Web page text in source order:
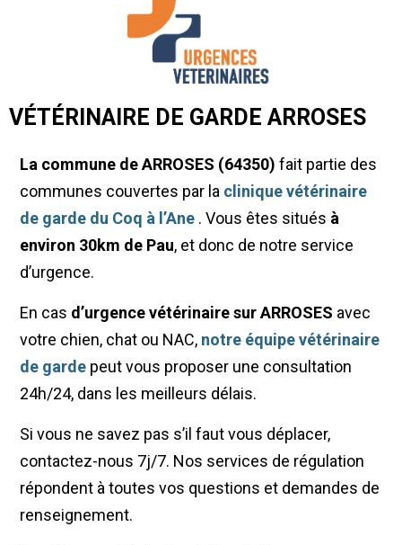
VÉTÉRINAIRE DE GARDE ARROSES
La commune de ARROSES (64350) fait partie des
communes couvertes par la clinique vétérinaire
de garde du Coq à l’Ane . Vous êtes situés à
environ 30km de Pau, et donc de notre service
d’urgence.
En cas d’urgence vétérinaire sur ARROSES avec
votre chien, chat ou NAC, notre équipe vétérinaire
de garde peut vous proposer une consultation
24h/24, dans les meilleurs délais.
Si vous ne savez pas s’il faut vous déplacer,
contactez-nous 7j/7. Nos services de régulation
répondent à toutes vos questions et demandes de
renseignement.